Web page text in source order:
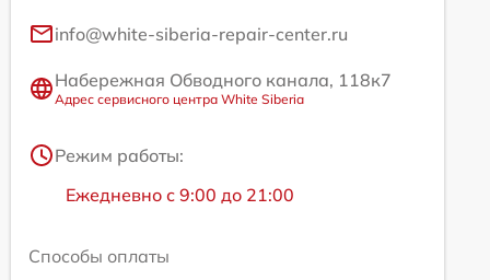
info@white-siberia-repair-center.ru
Набережная Обводного канала, 118к7
Адрес сервисного центра White Siberia
Режим работы:
Ежедневно с 9:00 до 21:00
Способы оплаты